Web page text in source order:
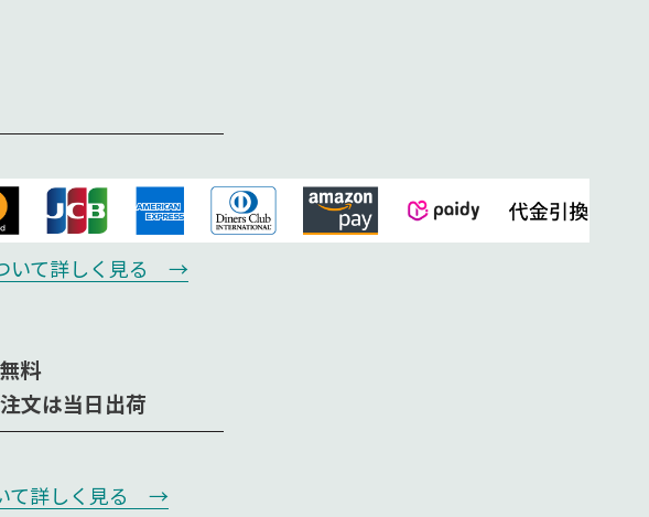
いて詳しく見る →
料
文は当日出荷
て詳しく見る →